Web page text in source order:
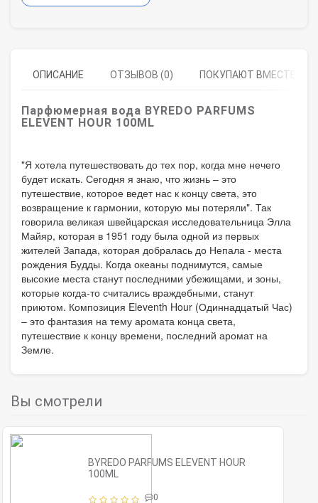
ОПИСАНИЕ ОТЗЫВОВ (0) ПОКУПАЮТ ВМЕСТЕ
Парфюмерная вода BYREDO PARFUMS
ELEVENT HOUR 100ML
"Я хотела путешествовать до тех пор, когда мне нечего
будет искать. Сегодня я знаю, что жизнь – это
путешествие, которое ведет нас к концу света, это
возвращение к гармонии, которую мы потеряли". Так
говорила великая швейцарская исследовательница Элла
Майяр, которая в 1951 году была одной из первых
жителей Запада, которая добралась до Непала - места
рождения Будды. Когда океаны поднимутся, самые
высокие места станут последними убежищами, и зоны,
которые когда-то считались враждебными, станут
приютом. Композиция Eleventh Hour (Одиннадцатый Час)
– это фантазия на тему аромата конца света,
путешествие к концу времени, последний аромат на
Земле.
Вы смотрели
BYREDO PARFUMS ELEVENT HOUR
100ML
0